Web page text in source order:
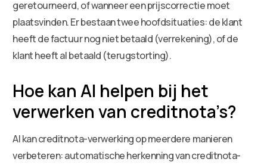
geretourneerd, of wanneer een prijscorrectie moet
plaatsvinden. Er bestaan twee hoofdsituaties: de klant
heeft de factuur nog niet betaald (verrekening), of de
klant heeft al betaald (terugstorting).
Hoe kan AI helpen bij het
verwerken van creditnota’s?
AI kan creditnota-verwerking op meerdere manieren
verbeteren: automatische herkenning van creditnota-